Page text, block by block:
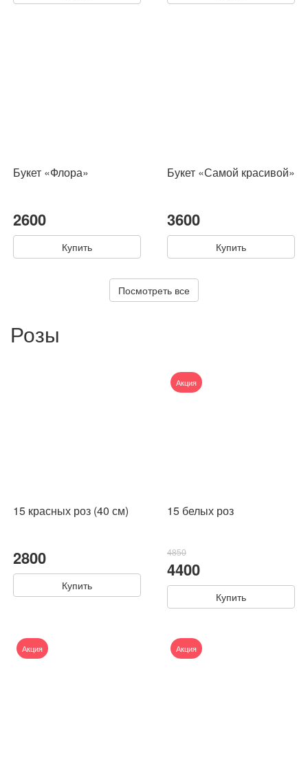
Букет «Флора»
2600
Купить
Букет «Самой красивой»
3600
Купить
Посмотреть все
Розы
15 красных роз (40 см)
2800
Купить
15 белых роз
4850
4400
Купить
Акция
Акция Акция